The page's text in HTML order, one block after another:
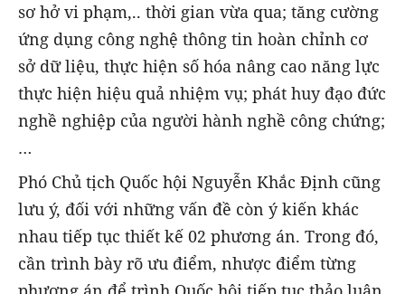
sơ hở vi phạm,.. thời gian vừa qua; tăng cường
ứng dụng công nghệ thông tin hoàn chỉnh cơ
sở dữ liệu, thực hiện số hóa nâng cao năng lực
thực hiện hiệu quả nhiệm vụ; phát huy đạo đức
nghề nghiệp của người hành nghề công chứng;
…
Phó Chủ tịch Quốc hội Nguyễn Khắc Định cũng
lưu ý, đối với những vấn đề còn ý kiến khác
nhau tiếp tục thiết kế 02 phương án. Trong đó,
cần trình bày rõ ưu điểm, nhược điểm từng